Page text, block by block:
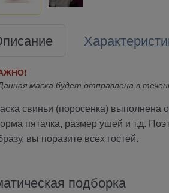
маска будет отправлена в
свиньи (поросенка) выполнена
пятачка, размер ушей и т.д.
вы поразите всех гостей.
подборка